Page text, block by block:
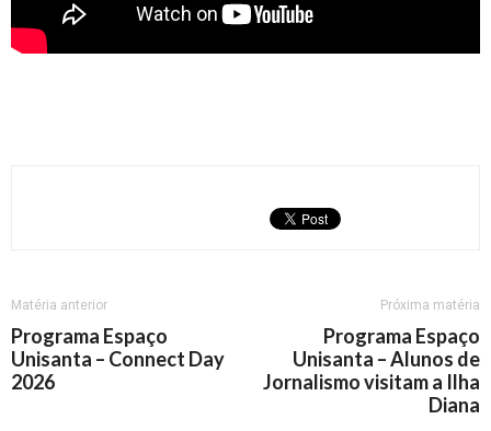
Matéria anterior
Programa Espaço
Unisanta – Connect Day
2026
Próxima matéria
Programa Espaço
Unisanta – Alunos de
Jornalismo visitam a Ilha
Diana